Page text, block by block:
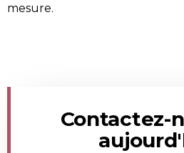
mesure.
Contactez-